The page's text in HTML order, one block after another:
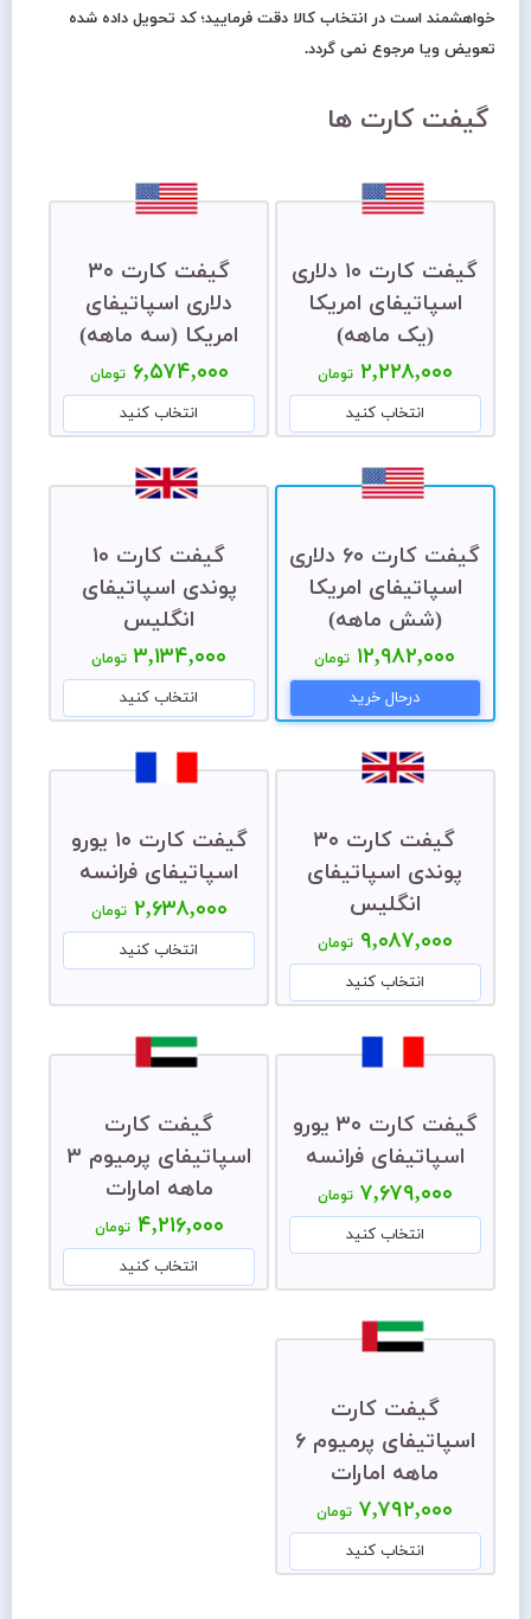
خواهشمند است در انتخاب کالا دقت فرمایید؛ کد تحویل داده شده
تعویض ویا مرجوع نمی گردد.
گیفت کارت ها
گیفت کارت ۱۰ دلاری
اسپاتیفای امریکا
(یک ماهه)
۲,۲۲۸,۰۰۰ تومان
انتخاب کنید
گیفت کارت ۳۰
دلاری اسپاتیفای
امریکا (سه ماهه)
۶,۵۷۴,۰۰۰ تومان
انتخاب کنید
گیفت کارت ۶۰ دلاری
اسپاتیفای امریکا
(شش ماهه)
۱۲,۹۸۲,۰۰۰ تومان
درحال خرید
گیفت کارت ۱۰
پوندی اسپاتیفای
انگلیس
۳,۱۳۴,۰۰۰ تومان
انتخاب کنید
گیفت کارت ۳۰
پوندی اسپاتیفای
انگلیس
۹,۰۸۷,۰۰۰ تومان
انتخاب کنید
گیفت کارت ۱۰ یورو
اسپاتیفای فرانسه
۲,۶۳۸,۰۰۰ تومان
انتخاب کنید
گیفت کارت ۳۰ یورو
اسپاتیفای فرانسه
۷,۶۷۹,۰۰۰ تومان
انتخاب کنید
گیفت کارت
اسپاتیفای پرمیوم ۳
ماهه امارات
۴,۲۱۶,۰۰۰ تومان
انتخاب کنید
گیفت کارت
اسپاتیفای پرمیوم ۶
ماهه امارات
۷,۷۹۲,۰۰۰ تومان
انتخاب کنید